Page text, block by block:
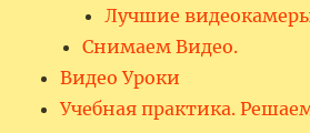
Лучшие
Снимаем Видео.
Видео Уроки
Учебная практика.